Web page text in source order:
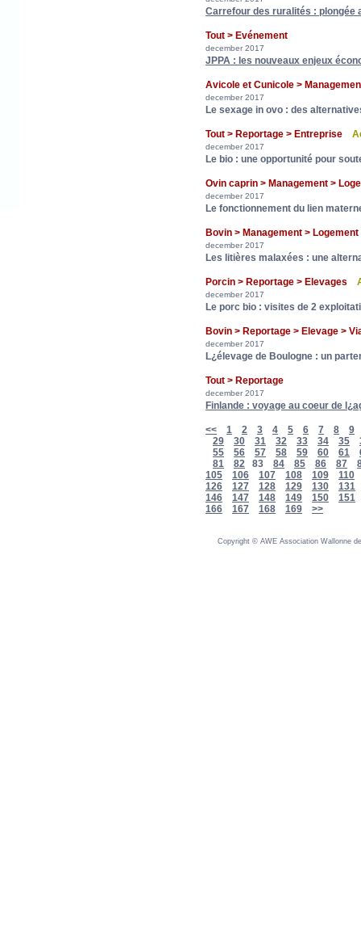
Carrefour des ruralités : plongée
Tout > Evénement
december 2017
JPPA : les nouveaux enjeux
Avicole et Cunicole >
december 2017
Le sexage in ovo : des
Tout > Reportage > Entreprise
december 2017
Le bio : une opportunité pour
Ovin caprin > Management >
december 2017
Le fonctionnement du lien
Bovin > Management >
december 2017
Les litières malaxées : une
Porcin > Reportage > Elevages
december 2017
Le porc bio : visites de 2
Bovin > Reportage > Elevage >
december 2017
L¿élevage de Boulogne : un
Tout > Reportage
december 2017
Finlande : voyage au coeur de
<< 1 2 3 4 5 6 7 8
9
29
30 31 32 33 34 35
55
56 57 58 59 60 61
81
82 83 84 85 86 87
105
106 107 108 109
110
126
127 128 129 130
131
146
147 148 149 150
151
166
167 168 169 >>
Copyright © AWE Association Wallonne